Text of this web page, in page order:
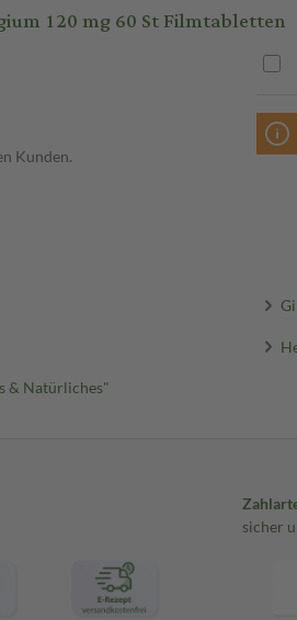
120 mg 60 St Filmtabletten
Kunden.
& Natürliches"
sicher